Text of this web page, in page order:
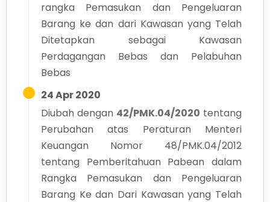
rangka Pemasukan dan Pengeluaran
Barang ke dan dari Kawasan yang Telah
Ditetapkan sebagai Kawasan
Perdagangan Bebas dan Pelabuhan
Bebas
24 Apr 2020
Diubah dengan 42/PMK.04/2020 tentang
Perubahan atas Peraturan Menteri
Keuangan Nomor 48/PMK.04/2012
tentang Pemberitahuan Pabean dalam
Rangka Pemasukan dan Pengeluaran
Barang Ke dan Dari Kawasan yang Telah